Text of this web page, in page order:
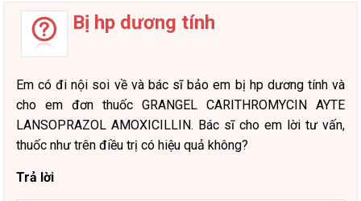
Bị hp dương tính
Em có đi nội soi về và bác sĩ bảo em bị hp dương tính và
cho em đơn thuốc GRANGEL CARITHROMYCIN AYTE
LANSOPRAZOL AMOXICILLIN. Bác sĩ cho em lời tư vấn,
thuốc như trên điều trị có hiệu quả không?
Trả lời